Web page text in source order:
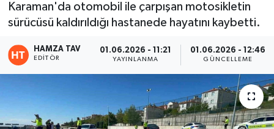
Karaman'da otomobil ile çarpışan motosikletin
sürücüsü kaldırıldığı hastanede hayatını kaybetti.
HAMZA TAV
EDITÖR
01.06.2026 - 11:21
YAYINLANMA
01.06.2026 - 12:46
GÜNCELLEME
Siyaset
Eğitim
Teknoloji
Asayiş